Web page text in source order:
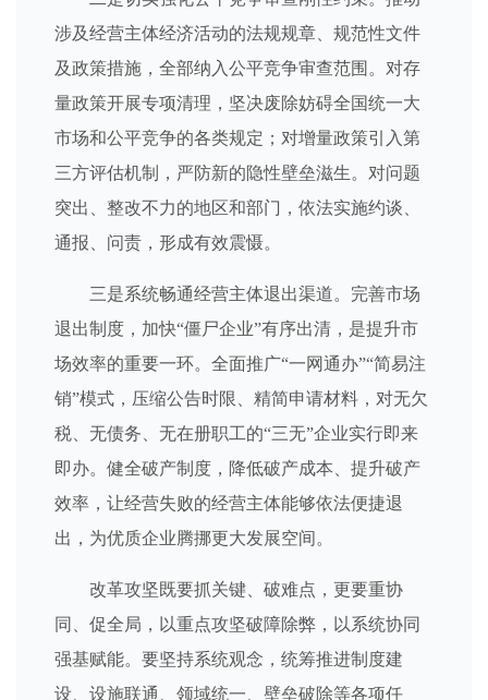
涉及经营主体经济活动的法规规章、规范性文件
及政策措施，全部纳入公平竞争审查范围。对存
量政策开展专项清理，坚决废除妨碍全国统一大
市场和公平竞争的各类规定；对增量政策引入第
三方评估机制，严防新的隐性壁垒滋生。对问题
突出、整改不力的地区和部门，依法实施约谈、
通报、问责，形成有效震慑。
三是系统畅通经营主体退出渠道。完善市场
退出制度，加快“僵尸企业”有序出清，是提升市
场效率的重要一环。全面推广“一网通办”“简易注
销”模式，压缩公告时限、精简申请材料，对无欠
税、无债务、无在册职工的“三无”企业实行即来
即办。健全破产制度，降低破产成本、提升破产
效率，让经营失败的经营主体能够依法便捷退
出，为优质企业腾挪更大发展空间。
改革攻坚既要抓关键、破难点，更要重协
同、促全局，以重点攻坚破障除弊，以系统协同
强基赋能。要坚持系统观念，统筹推进制度建
设、设施联通、领域统一、壁垒破除等各项任